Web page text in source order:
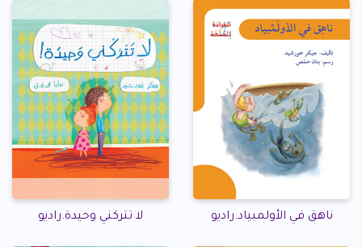
ناهق في الأولمبياد.راديو لا تتركني وحيدة.راديو